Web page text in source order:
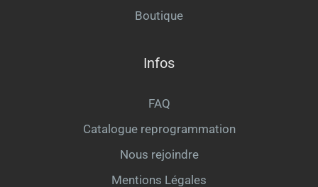
Boutique
Infos
FAQ
Catalogue reprogrammation
Nous rejoindre
Mentions Légales